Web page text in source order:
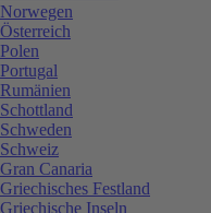
Norwegen
Österreich
Polen
Portugal
Rumänien
Schottland
Schweden
Schweiz
Gran Canaria
Griechisches Festland
Griechische Inseln